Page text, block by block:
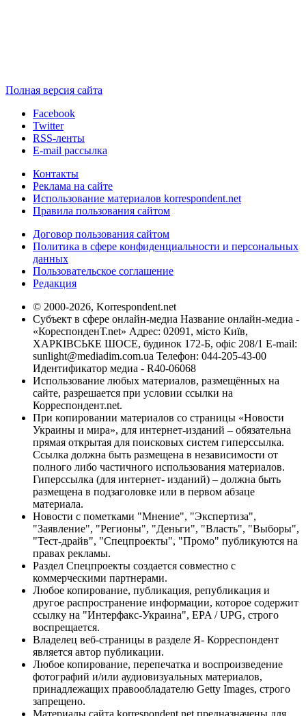
Полная версия сайта
Facebook
Twitter
RSS-ленты
E-mail рассылка
Контакты
Реклама на сайте
Использование материалов korrespondent.net
Правила пользования сайтом
Договор пользования сайтом
Политика в сфере конфиденциальности и персональных
данных
Пользовательское соглашение
Редакция
© 2000-2026, Korrespondent.net
Субъект в сфере онлайн-медиа Название онлайн-медиа -
«КореспонденТ.net» Адрес: 02091, місто Київ,
ХАРКІВСЬКЕ ШОСЕ, будинок 172-Б, офіс 208/1 E-mail:
sunlight@mediadim.com.ua Телефон: 044-205-43-00
Идентификатор медиа - R40-06068
Использование любых материалов, размещённых на
сайте, разрешается при условии ссылки на
Корреспондент.net.
При копировании материалов со страницы «Новости
Украины и мира», для интернет-изданий – обязательна
прямая открытая для поисковых систем гиперссылка.
Ссылка должна быть размещена в независимости от
полного либо частичного использования материалов.
Гиперссылка (для интернет- изданий) – должна быть
размещена в подзаголовке или в первом абзаце
материала.
Новости с пометками "Мнение", "Экспертиза",
"Заявление", "Регионы", "Деньги", "Власть", "Выборы",
"Тест-драйв", "Спецпроекты", "Промо" публикуются на
правах рекламы.
Раздел Спецпроекты создается совместно с
коммерческими партнерами.
Любое копирование, публикация, републикация и
другое распространение информации, которое содержит
ссылку на "Интерфакс-Украина", EPA / UPG, строго
воспрещается.
Владелец веб-страницы в разделе Я- Корреспондент
является автор публикации.
Любое копирование, перепечатка и воспроизведение
фотографий и/или аудиовизуальных материалов,
принадлежащих правообладателю Getty Images, строго
запрещено.